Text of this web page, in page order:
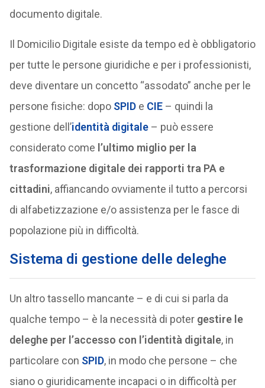
documento digitale.
Il Domicilio Digitale esiste da tempo ed è obbligatorio
per tutte le persone giuridiche e per i professionisti,
deve diventare un concetto “assodato” anche per le
persone fisiche: dopo SPID e CIE – quindi la
gestione dell’identità digitale– può essere
considerato come l’ultimo miglio per la
trasformazione digitale dei rapporti tra PA e
cittadini, affiancando ovviamente il tutto a percorsi
di alfabetizzazione e/o assistenza per le fasce di
popolazione più in difficoltà.
Sistema di gestione delle deleghe
Un altro tassello mancante – e di cui si parla da
qualche tempo – è la necessità di poter gestire le
deleghe per l’accesso con l’identità digitale, in
particolare con SPID, in modo che persone – che
siano o giuridicamente incapaci o in difficoltà per